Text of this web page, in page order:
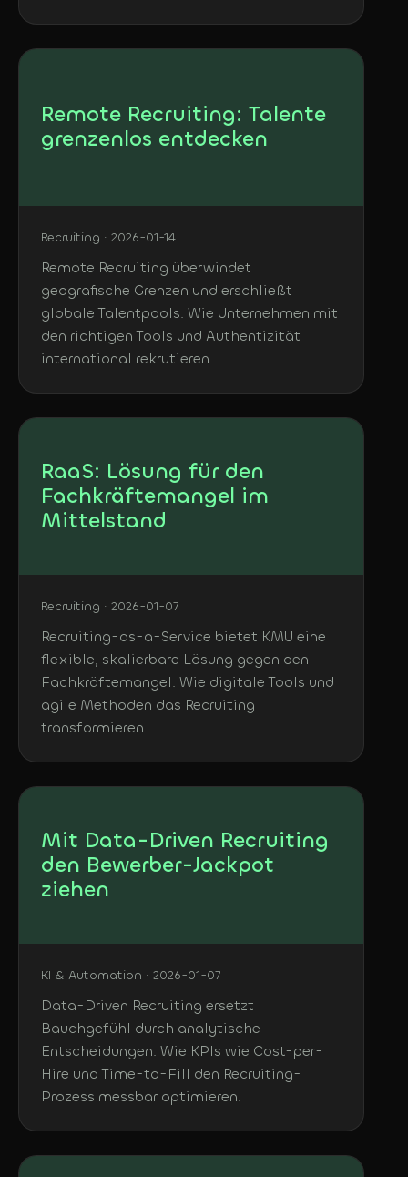
Remote Recruiting: Talente
grenzenlos entdecken
Recruiting · 2026-01-14
Remote Recruiting überwindet
geografische Grenzen und erschließt
globale Talentpools. Wie Unternehmen mit
den richtigen Tools und Authentizität
international rekrutieren.
RaaS: Lösung für den
Fachkräftemangel im
Mittelstand
Recruiting · 2026-01-07
Recruiting-as-a-Service bietet KMU eine
flexible, skalierbare Lösung gegen den
Fachkräftemangel. Wie digitale Tools und
agile Methoden das Recruiting
transformieren.
Mit Data-Driven Recruiting
den Bewerber-Jackpot
ziehen
KI & Automation · 2026-01-07
Data-Driven Recruiting ersetzt
Bauchgefühl durch analytische
Entscheidungen. Wie KPIs wie Cost-per-
Hire und Time-to-Fill den Recruiting-
Prozess messbar optimieren.